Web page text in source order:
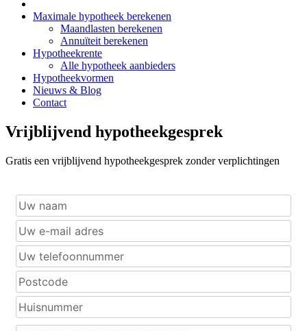
Maximale hypotheek berekenen
Maandlasten berekenen
Annuïteit berekenen
Hypotheekrente
Alle hypotheek aanbieders
Hypotheekvormen
Nieuws & Blog
Contact
Vrijblijvend hypotheekgesprek
Gratis een vrijblijvend hypotheekgesprek zonder verplichtingen